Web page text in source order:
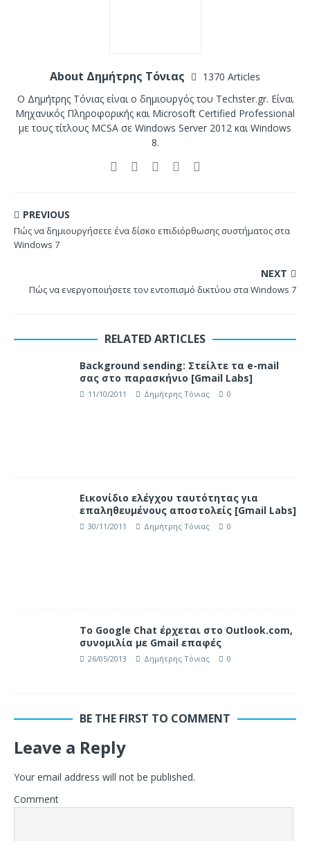
About Δημήτρης Τόνιας
1370 Articles
Ο Δημήτρης Τόνιας είναι ο δημιουργός του Techster.gr. Είναι
Μηχανικός Πληροφορικής και Microsoft Certified Professional
με τους τίτλους MCSA σε Windows Server 2012 και Windows
8.
PREVIOUS
Πώς να δημιουργήσετε ένα δίσκο επιδιόρθωσης συστήματος στα
Windows 7
NEXT
Πώς να ενεργοποιήσετε τον εντοπισμό δικτύου στα Windows 7
RELATED ARTICLES
Background sending: Στείλτε τα e-mail
σας στο παρασκήνιο [Gmail Labs]
11/10/2011 Δημήτρης Τόνιας 0
Εικονίδιο ελέγχου ταυτότητας για
επαληθευμένους αποστολείς [Gmail Labs]
30/11/2011 Δημήτρης Τόνιας 0
Το Google Chat έρχεται στο Outlook.com,
συνομιλία με Gmail επαφές
26/05/2013 Δημήτρης Τόνιας 0
BE THE FIRST TO COMMENT
Leave a Reply
Your email address will not be published.
Comment